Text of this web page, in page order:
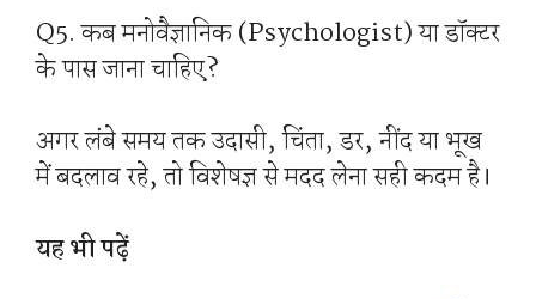
Q5. कब मनोवैज्ञानिक (Psychologist) या डॉक्टर
के पास जाना चाहिए?
अगर लंबे समय तक उदासी, चिंता, डर, नींद या भूख
में बदलाव रहे, तो विशेषज्ञ से मदद लेना सही कदम है।
यह भी पढ़ें